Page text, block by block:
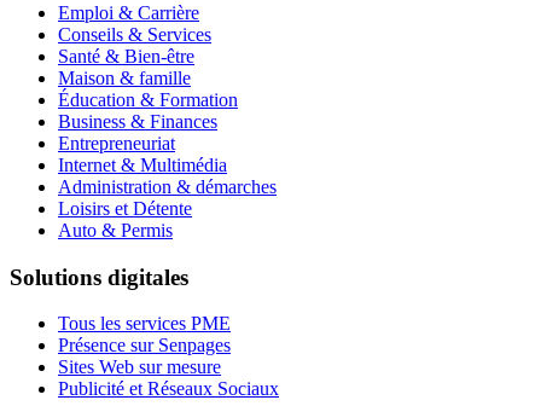
Emploi & Carrière
Conseils & Services
Santé & Bien-être
Maison & famille
Éducation & Formation
Business & Finances
Entrepreneuriat
Internet & Multimédia
Administration & démarches
Loisirs et Détente
Auto & Permis
Solutions digitales
Tous les services PME
Présence sur Senpages
Sites Web sur mesure
Publicité et Réseaux Sociaux